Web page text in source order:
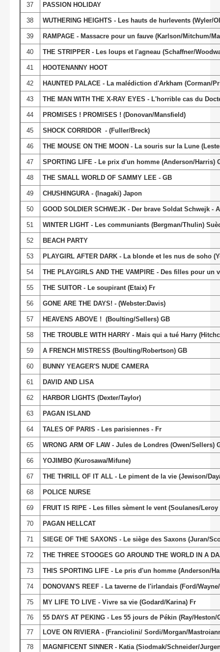
37 PASSION HOLIDAY
38 WUTHERING HEIGHTS - Les hauts de hurlevents (Wyler/
39 RAMPAGE - Massacre pour un fauve (Karlson/Mitchum/
40 THE STRIPPER - Les loups et l'agneau (Schaffner/
41 HOOTENANNY HOOT
42 HAUNTED PALACE - La malédiction d'Arkham (Corman/
43 THE MAN WITH THE X-RAY EYES - L'horrible cas du
44 PROMISES ! PROMISES ! (Donovan/Mansfield)
45 SHOCK CORRIDOR - (Fuller/Breck)
46 THE MOUSE ON THE MOON - La souris sur la Lune
47 SPORTING LIFE - Le prix d'un homme (Anderson/Harris)
48 THE SMALL WORLD OF SAMMY LEE - GB
49 CHUSHINGURA - (Inagaki) Japon
50 GOOD SOLDIER SCHWEJK - Der brave Soldat Schwejk -
51 WINTER LIGHT - Les communiants (Bergman/Thulin)
52 BEACH PARTY
53 PLAYGIRL AFTER DARK - La blonde et les nus de soho
54 THE PLAYGIRLS AND THE VAMPIRE - Des filles pour un
55 THE SUITOR - Le soupirant (Etaix) Fr
56 GONE ARE THE DAYS! - (Webster:Davis)
57 HEAVENS ABOVE ! (Boulting/Sellers) GB
58 THE TROUBLE WITH HARRY - Mais qui a tué Harry
59 A FRENCH MISTRESS (Boulting/Robertson) GB
60 BUNNY YEAGER'S NUDE CAMERA
61 DAVID AND LISA
62 HARBOR LIGHTS (Dexter/Taylor)
63 PAGAN ISLAND
64 TALES OF PARIS - Les parisiennes - Fr
65 WRONG ARM OF LAW - Jules de Londres (Owen/Sellers)
66 YOJIMBO (Kurosawa/Mifune)
67 THE THRILL OF IT ALL - Le piment de la vie (Jewison/
68 POLICE NURSE
69 FRUIT IS RIPE - Les filles sèment le vent (Soulanes/
70 PAGAN HELLCAT
71 SIEGE OF THE SAXONS - Le siège des Saxons (Juran/
72 THE THREE STOOGES GO AROUND THE WORLD IN A
73 THIS SPORTING LIFE - Le pris d'un homme (Anderson/
74 DONOVAN'S REEF - La taverne de l'irlandais (Ford/
75 MY LIFE TO LIVE - Vivre sa vie (Godard/Karina) Fr
76
55 DAYS AT PEKING - Les 55 jours de Pékin (Ray/Heston/
77
LOVE ON RIVIERA - (Franciolini/ Sordi/Morgan/
78
MAGNIFICENT SINNER - Katia (Siodmak/Schneider/